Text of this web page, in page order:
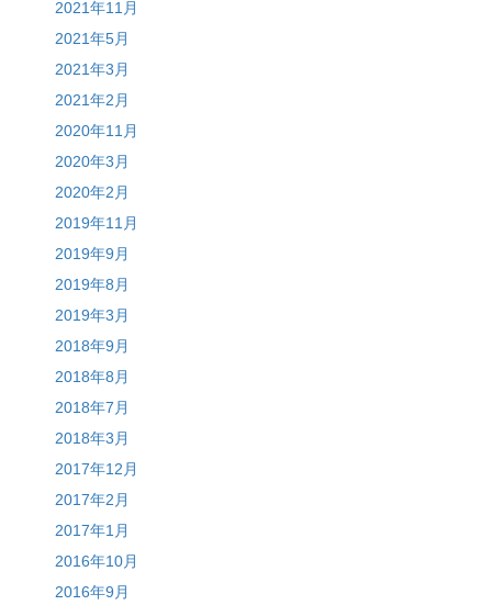
2021年11月
2021年5月
2021年3月
2021年2月
2020年11月
2020年3月
2020年2月
2019年11月
2019年9月
2019年8月
2019年3月
2018年9月
2018年8月
2018年7月
2018年3月
2017年12月
2017年2月
2017年1月
2016年10月
2016年9月